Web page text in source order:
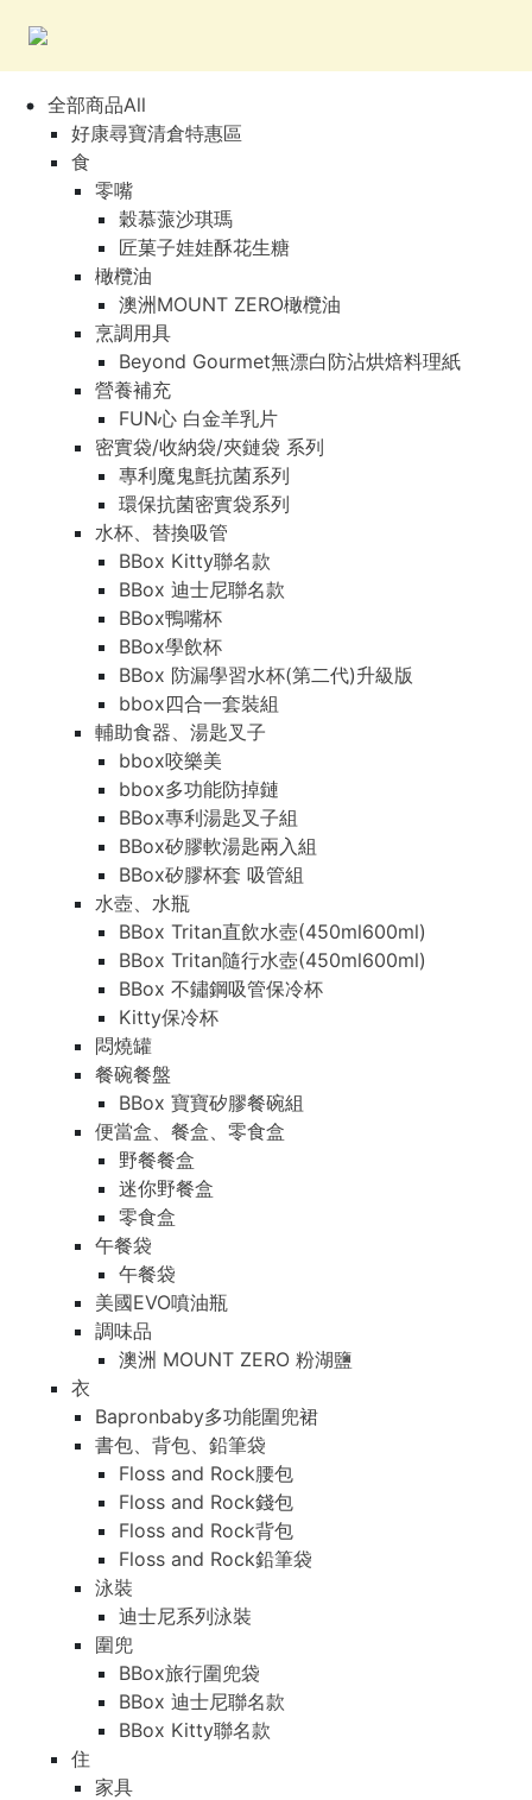
全部商品All
好康尋寶清倉特惠區
食
零嘴
穀慕蒎沙琪瑪
匠菓子娃娃酥花生糖
橄欖油
澳洲MOUNT ZERO橄欖油
烹調用具
Beyond Gourmet無漂白防沾烘焙料理紙
營養補充
FUN心 白金羊乳片
密實袋/收納袋/夾鏈袋 系列
專利魔鬼氈抗菌系列
環保抗菌密實袋系列
水杯、替換吸管
BBox Kitty聯名款
BBox 迪士尼聯名款
BBox鴨嘴杯
BBox學飲杯
BBox 防漏學習水杯(第二代)升級版
bbox四合一套裝組
輔助食器、湯匙叉子
bbox咬樂美
bbox多功能防掉鏈
BBox專利湯匙叉子組
BBox矽膠軟湯匙兩入組
BBox矽膠杯套 吸管組
水壺、水瓶
BBox Tritan直飲水壺(450ml600ml)
BBox Tritan隨行水壺(450ml600ml)
BBox 不鏽鋼吸管保冷杯
Kitty保冷杯
悶燒罐
餐碗餐盤
BBox 寶寶矽膠餐碗組
便當盒、餐盒、零食盒
野餐餐盒
迷你野餐盒
零食盒
午餐袋
午餐袋
美國EVO噴油瓶
調味品
澳洲 MOUNT ZERO 粉湖鹽
衣
Bapronbaby多功能圍兜裙
書包、背包、鉛筆袋
Floss and Rock腰包
Floss and Rock錢包
Floss and Rock背包
Floss and Rock鉛筆袋
泳裝
迪士尼系列泳裝
圍兜
BBox旅行圍兜袋
BBox 迪士尼聯名款
BBox Kitty聯名款
住
家具